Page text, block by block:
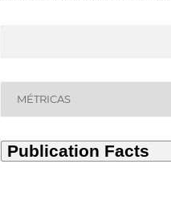
MÉTRICAS